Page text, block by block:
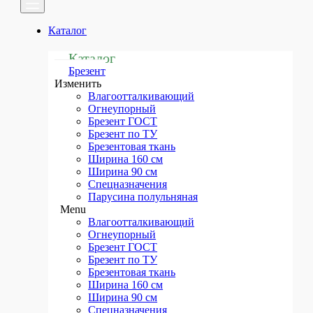
Menu
Ткань фильтровальная
БФ
ГОСТ
Бельтинг арт.2030
Рулонные материалы
Брезент
Палаточная ткань
Полотно Тарпаулин
ПВХ ткань
Прозрачная ПВХ ткань
Каталог
Каталог
Брезент
Изменить
Влагоотталкивающий
Огнеупорный
Брезент ГОСТ
Брезент по ТУ
Брезентовая ткань
Ширина 160 см
Ширина 90 см
Спецназначения
Парусина полульняная
Menu
Влагоотталкивающий
Огнеупорный
Брезент ГОСТ
Брезент по ТУ
Брезентовая ткань
Ширина 160 см
Ширина 90 см
Спецназначения